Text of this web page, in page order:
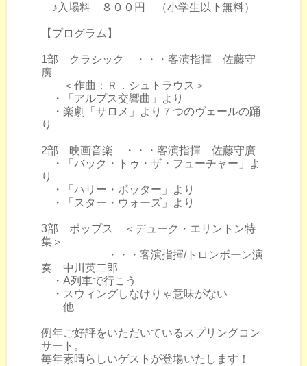
♪入場料 ８００円 （小学生以下無料）
【プログラム】
1部 クラシック ・・・客演指揮 佐藤守
廣
＜作曲：Ｒ．シュトラウス＞
・「アルプス交響曲」より
・楽劇「サロメ」より７つのヴェールの踊
り
2部 映画音楽 ・・・客演指揮 佐藤守廣
・「バック・トゥ・ザ・フューチャー」よ
り
・「ハリー・ポッター」より
・「スター・ウォーズ」より
3部 ポップス ＜デューク・エリントン特
集＞
・・・客演指揮/トロンボーン演
奏 中川英二郎
・A列車で行こう
・スウィングしなけりゃ意味がない
他
例年ご好評をいただいているスプリングコン
サート。
毎年素晴らしいゲストが登場いたします！